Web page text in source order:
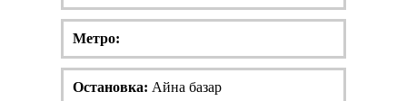
Метро:
Остановка: Айна базар